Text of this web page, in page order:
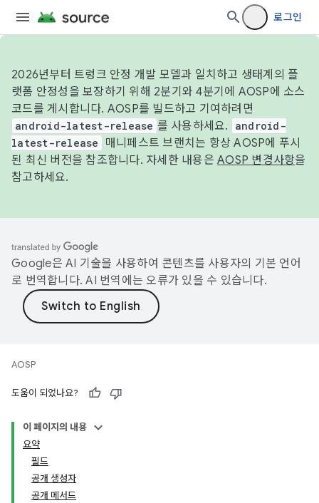
로그인
2026년부터 트렁크 안정 개발 모델과 일치하고 생태계의 플
랫폼 안정성을 보장하기 위해 2분기와 4분기에 AOSP에 소스
코드를 게시합니다. AOSP를 빌드하고 기여하려면
android-latest-release 를 사용하세요.
android-
latest-release
매니페스트 브랜치는 항상 AOSP에 푸시
된 최신 버전을 참조합니다. 자세한 내용은 AOSP 변경사항을
참고하세요.
Google은 AI 기술을 사용하여 콘텐츠를 사용자의 기본 언어
로 번역합니다. AI 번역에는 오류가 있을 수 있습니다.
AOSP
도움이 되었나요?
이 페이지의 내용
요약
필드
공개 생성자
공개 메서드